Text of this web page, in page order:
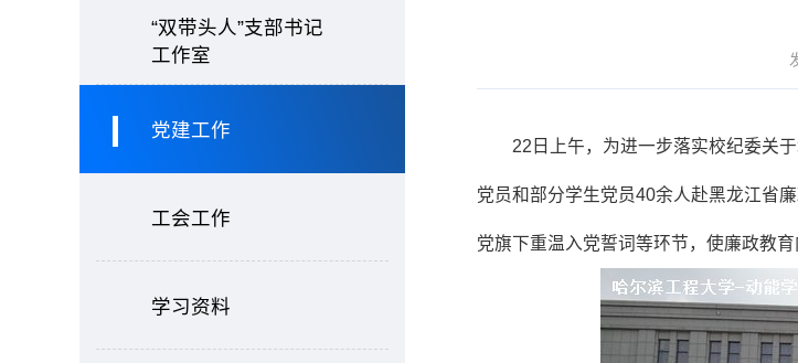
“双带头人”支部书记
工作室
党建工作
工会工作
学习资料
22日上午，为进一步落实校纪委关
党员和部分学生党员40余人赴黑龙江省
党旗下重温入党誓词等环节，使廉政教